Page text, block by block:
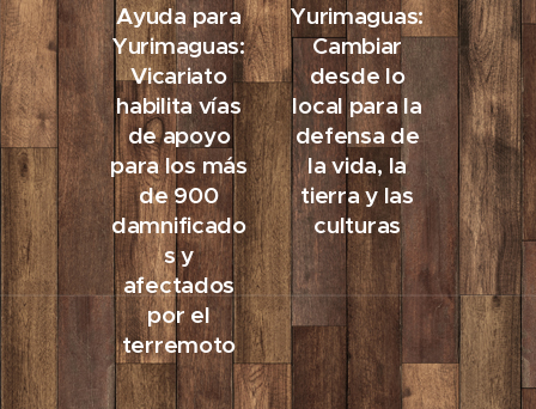
Ayuda para
Yurimaguas:
Vicariato
habilita vías
de apoyo
para los más
de 900
damnificado
s y
afectados
por el
terremoto
Yurimaguas:
Cambiar
desde lo
local para la
defensa de
la vida, la
tierra y las
culturas